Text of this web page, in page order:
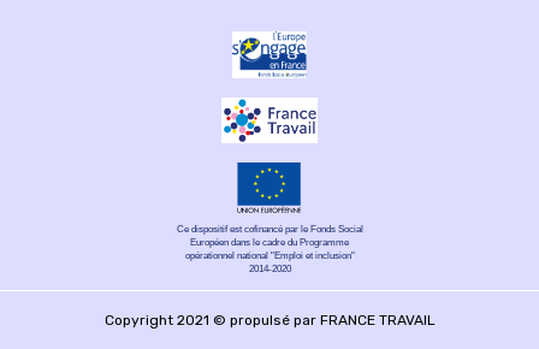
Ce dispositif est cofinancé par le Fonds Social
Européen dans le cadre du Programme
opérationnel national "Emploi et inclusion"
2014-2020
Copyright 2021 © propulsé par FRANCE TRAVAIL